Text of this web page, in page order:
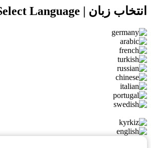
انتخاب زبان | Select Language